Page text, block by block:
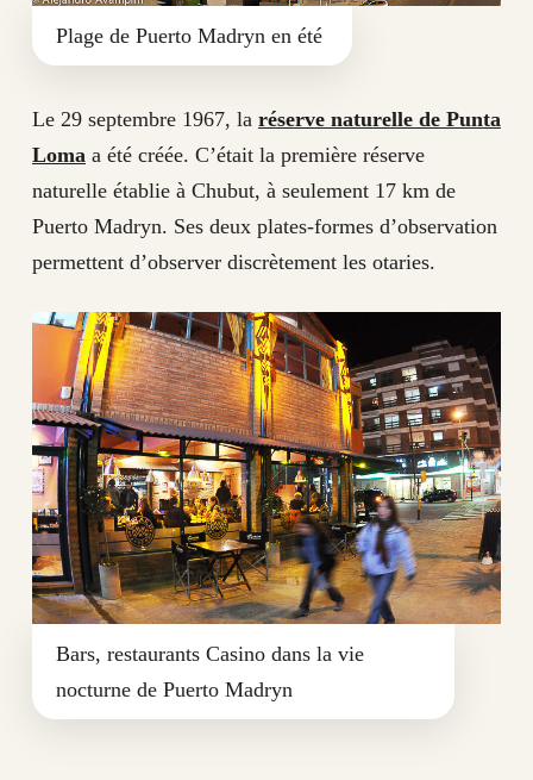
Plage de Puerto Madryn en été
Le 29 septembre 1967, la réserve naturelle de Punta
Loma a été créée. C’était la première réserve
naturelle établie à Chubut, à seulement 17 km de
Puerto Madryn. Ses deux plates-formes d’observation
permettent d’observer discrètement les otaries.
Bars, restaurants Casino dans la vie
nocturne de Puerto Madryn